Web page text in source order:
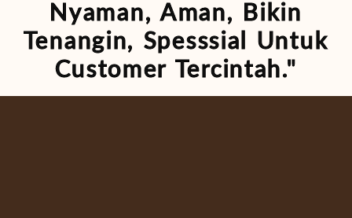
Nyaman, Aman, Bikin
Tenangin, Spesssial Untuk
Customer Tercintah."